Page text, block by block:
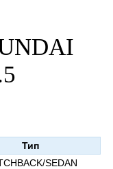
SEDAN
Тип